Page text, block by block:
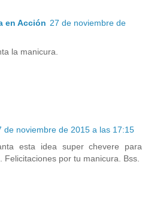
en Acción 27 de noviembre de
la manicura.
de noviembre de 2015 a las 17:15
esta idea super chevere para
Felicitaciones por tu manicura. Bss.